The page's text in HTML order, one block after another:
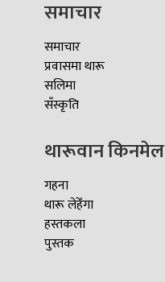
समाचार
समाचार
प्रवासमा थारू
सलिमा
सँस्कृति
थारूवान किनमेल
गहना
थारू लेहेँगा
हस्तकला
पुस्तक